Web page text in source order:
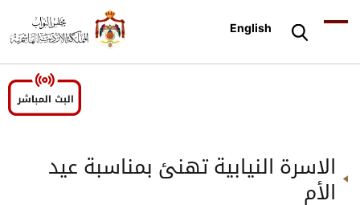
English
الاسرة النيابية تهنئ بمناسبة عيد
الأم